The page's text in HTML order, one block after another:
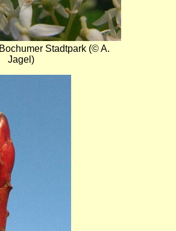
Stadtpark (© A.
Jagel)